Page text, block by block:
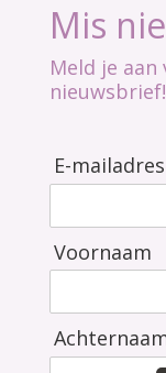
Mis
Meld je aan
nieuwsbrief!
E-
Voornaam